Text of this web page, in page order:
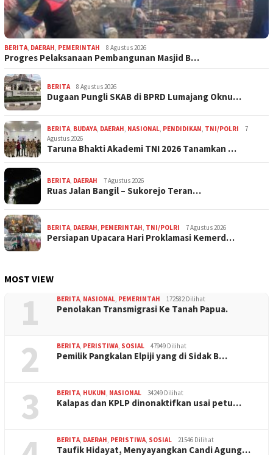
BERITA DAERAH PEMERINTAH 8 Agustus 2026
Progres Pelaksanaan Pembangunan Masjid B…
BERITA 8 Agustus 2026
Dugaan Pungli SKAB di BPRD Lumajang Oknu…
BERITA BUDAYA DAERAH NASIONAL PENDIDIKAN TNI/POLRI
7
Agustus 2026
Taruna Bhakti Akademi TNI 2026 Tanamkan …
BERITA DAERAH 7 Agustus 2026
Ruas Jalan Bangil – Sukorejo Teran…
BERITA DAERAH PEMERINTAH TNI/POLRI 7 Agustus 2026
Persiapan Upacara Hari Proklamasi Kemerd…
MOST VIEW
1 BERITA NASIONAL PEMERINTAH 172582 Dilihat
Penolakan Transmigrasi Ke Tanah Papua.
2 BERITA PERISTIWA SOSIAL 47949 Dilihat
Pemilik Pangkalan Elpiji yang di Sidak B…
3 BERITA HUKUM NASIONAL 34249 Dilihat
Kalapas dan KPLP dinonaktifkan usai petu…
BERITA DAERAH PERISTIWA SOSIAL 21546 Dilihat
Taufik Hidayat, Menyayangkan Candi Agung…